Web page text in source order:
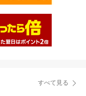
すべて見る